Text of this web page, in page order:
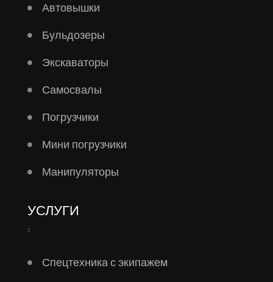
Автовышки
Бульдозеры
Экскаваторы
Самосвалы
Погрузчики
Мини погрузчики
Манипуляторы
УСЛУГИ
Спецтехника с экипажем